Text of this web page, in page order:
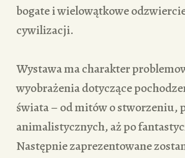
bogate i wielowątkowe
cywilizacji.
Wystawa ma charakter
wyobrażenia dotyczące
świata – od mitów o stworzeniu,
animalistycznych, aż po
Następnie zaprezentowane